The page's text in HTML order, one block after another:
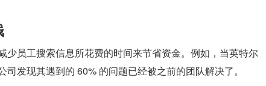
少员工搜索信息所花费的时间来节省资金。例如，当英特尔
发现其遇到的 60% 的问题已经被之前的团队解决了。